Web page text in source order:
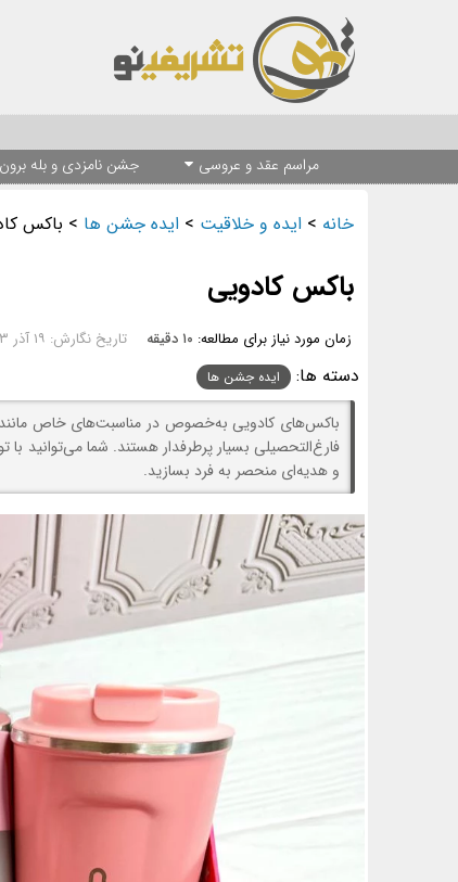
مراسم عقد و عروسی
جشن نامزدی و بله برون
خانه > ایده و خلاقیت > ایده جشن ها > باکس
باکس کادویی
زمان مورد نیاز برای مطالعه: ۱۰ دقیقه تاریخ نگارش: ۱۹ آذر ۱۴۰۳ - ۱۲:۰۳
دسته ها: ایده جشن ها
باکس‌های کادویی به‌خصوص در مناسبت‌های خاص مانند
فارغ‌التحصیلی بسیار پرطرفدار هستند. شما می‌توانید
و هدیه‌ای منحصر به فرد بسازید.